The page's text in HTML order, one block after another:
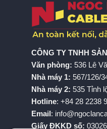
CÔNG TY TNHH
Văn phòng: 536 Lê
Nhà máy 1: 567/126/
Nhà máy 2: 535 Tỉnh
Hotline: +84 28 2238
Email:
Giấy ĐKKD số: